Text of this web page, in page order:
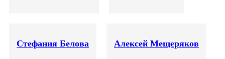
Стефания Белова Алексей Мещеряков